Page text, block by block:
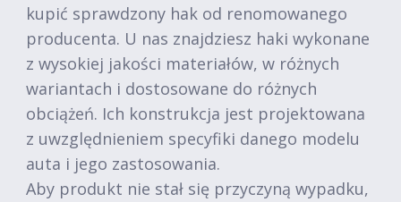
kupić sprawdzony hak od renomowanego
producenta. U nas znajdziesz haki wykonane
z wysokiej jakości materiałów, w różnych
wariantach i dostosowane do różnych
obciążeń. Ich konstrukcja jest projektowana
z uwzględnieniem specyfiki danego modelu
auta i jego zastosowania.
Aby produkt nie stał się przyczyną wypadku,